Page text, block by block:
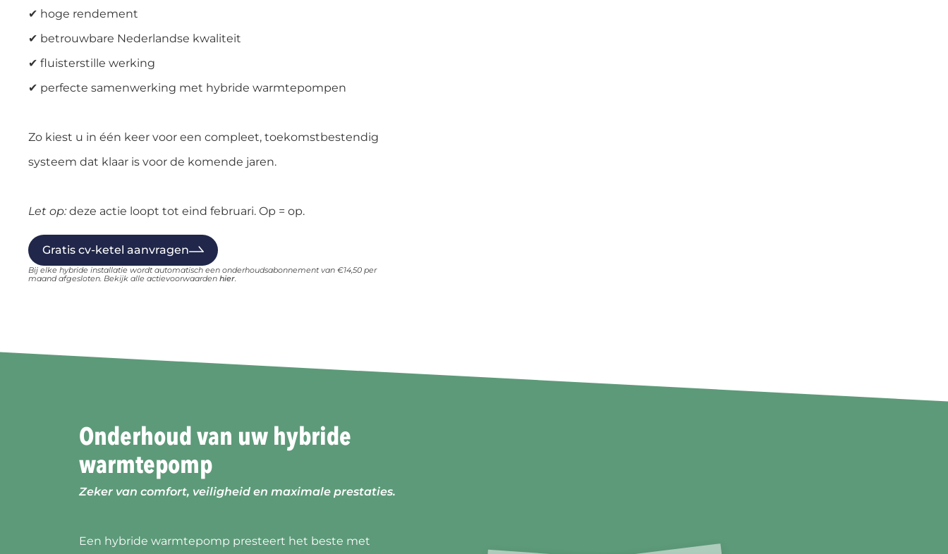
✔ hoge rendement
✔ betrouwbare Nederlandse kwaliteit
✔ fluisterstille werking
✔ perfecte samenwerking met hybride warmtepompen
Zo kiest u in één keer voor een compleet, toekomstbestendig
systeem dat klaar is voor de komende jaren.
Let op:deze actie loopt tot eind februari. Op = op.
Gratis cv-ketel aanvragen
Bij elke hybride installatie wordt automatisch een onderhoudsabonnement van €14,50 per
maand afgesloten. Bekijk alle actievoorwaarden hier
Onderhoud van uw hybride
warmtepomp
Zeker van comfort, veiligheid en maximale prestaties.
Een hybride warmtepomp presteert het beste met